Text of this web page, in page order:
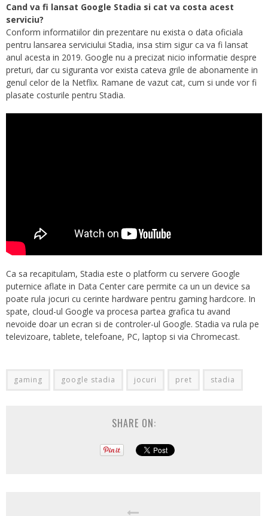
Cand va fi lansat Google Stadia si cat va costa acest
serviciu?
Conform informatiilor din prezentare nu exista o data oficiala
pentru lansarea serviciului Stadia, insa stim sigur ca va fi lansat
anul acesta in 2019. Google nu a precizat nicio informatie despre
preturi, dar cu siguranta vor exista cateva grile de abonamente in
genul celor de la Netflix. Ramane de vazut cat, cum si unde vor fi
plasate costurile pentru Stadia.
Ca sa recapitulam, Stadia este o platform cu servere Google
puternice aflate in Data Center care permite ca un un device sa
poate rula jocuri cu cerinte hardware pentru gaming hardcore. In
spate, cloud-ul Google va procesa partea grafica tu avand
nevoide doar un ecran si de controler-ul Google. Stadia va rula pe
televizoare, tablete, telefoane, PC, laptop si via Chromecast.
gaming google stadia jocuri pret stadia
SHARE ON: